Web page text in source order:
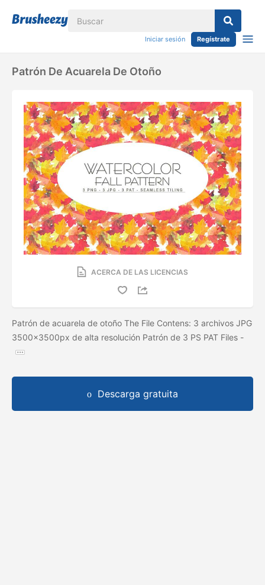
Iniciar sesión Regístrate
Patrón De Acuarela De Otoño
ACERCA DE LAS LICENCIAS
Patrón de acuarela de otoño The File Contens: 3 archivos JPG
3500x3500px de alta resolución Patrón de 3 PS PAT Files -
Descarga gratuita